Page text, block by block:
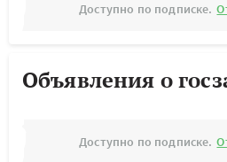
Доступно по подписке.
Объявления о
Доступно по подписке.